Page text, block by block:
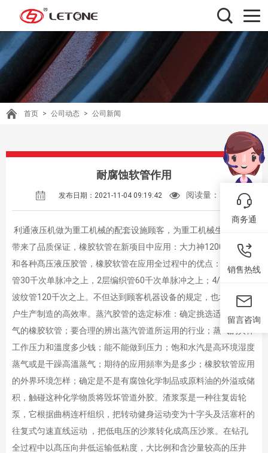
首页 > 公司动态 > 公司新闻
耐腐蚀软管作用
发布日期：2021-11-04 09:19:42 阅读量：
利通液压机做为重工机械的配套设施顾客，为重工机械生产制造
带来了品质保证，橡胶软管在新项目中应用：大力神12000m/年
和各种髙压液压胶管，橡胶软管在应用全过程中的优点：一层编织
管30千次单脉冲之上，2层编织管60千次单脉冲之上；4/6层螺旋
波纹管120千次之上。不但达到顾客机器设备的规定，也增强了用
户生产制造的高效率。蒸汽胶管的选定标准：确定挑选适用运输蒸
气的橡胶软管；要合理的辨出蒸汽管道所运用的行业；蒸气的具体
工作压力和溫度多少钱；能不能做到压力；饱和水汽是高环境湿度
蒸气或是干躁高溫蒸气；期待的应用頻率为是多少；橡胶软管应用
的外界环境怎样；确定是不是有腐蚀化学制品或原料油的外溢或储
积，触碰这种化学物质将毁坏管道外胶。渣浆泵是一种往复齿轮
泵，它根据曲柄连杆组织，把转动健身运动变为十字头及活塞杆的
往复式匀速直线运动 ，把低电压的沙浆转化成髙压沙浆。在钻孔
全过程中以髙压向井低运输低粘度，大比例和含沙量较高的压井
商务通
销售热线
留言咨询